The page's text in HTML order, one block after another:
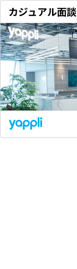
カジュアル面談